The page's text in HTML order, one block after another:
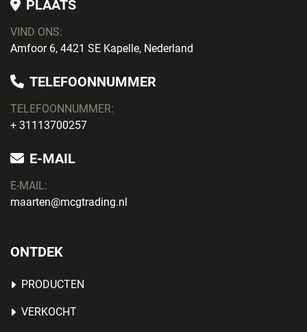
PLAATS
VIND ONS:
Amfoor 6, 4421 SE Kapelle, Nederland
TELEFOONNUMMER
TELEFOONNUMMER:
+ 31113700257
E-MAIL
E-MAIL:
maarten@mcgtrading.nl
ONTDEK
PRODUCTEN
VERKOCHT